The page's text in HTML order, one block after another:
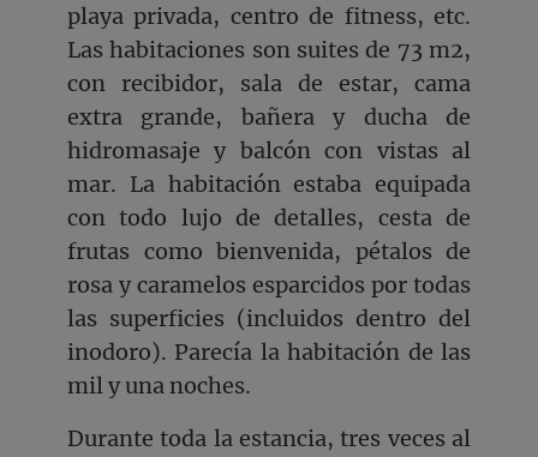
playa privada, centro de fitness, etc.
Las habitaciones son suites de 73 m2,
con recibidor, sala de estar, cama
extra grande, bañera y ducha de
hidromasaje y balcón con vistas al
mar. La habitación estaba equipada
con todo lujo de detalles, cesta de
frutas como bienvenida, pétalos de
rosa y caramelos esparcidos por todas
las superficies (incluidos dentro del
inodoro). Parecía la habitación de las
mil y una noches.
Durante toda la estancia, tres veces al